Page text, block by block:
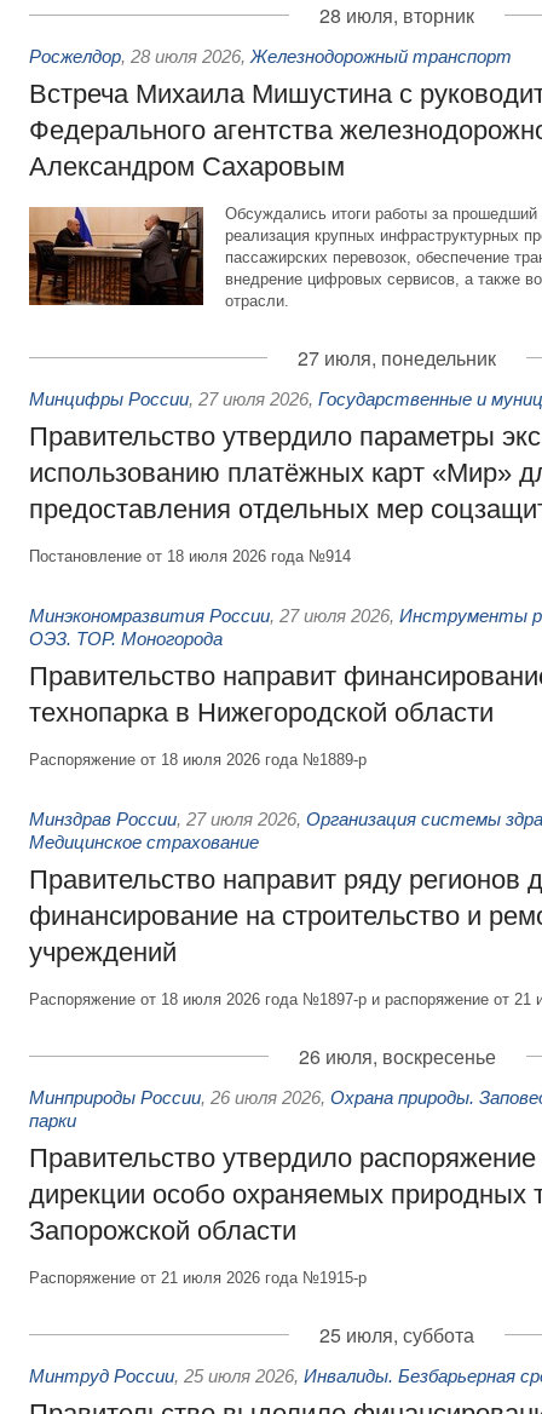
28 июля, вторник
Росжелдор, 28 июля 2026, Железнодорожный транспорт
Встреча Михаила Мишустина с
Федерального агентства
Александром Сахаровым
Обсуждались итоги работы за
реализация крупных инфраструктурных
пассажирских перевозок, обеспечение
внедрение цифровых сервисов, а также
отрасли.
27 июля, понедельник
Минцифры России, 27 июля 2026, Государственные и
Правительство утвердило параметры
использованию платёжных карт «Мир»
предоставления отдельных мер
Постановление от 18 июля 2026 года №914
Минэкономразвития России, 27 июля 2026, Инструменты
ОЭЗ. ТОР. Моногорода
Правительство направит
технопарка в Нижегородской области
Распоряжение от 18 июля 2026 года №1889-р
Минздрав России, 27 июля 2026, Организация системы
Медицинское страхование
Правительство направит ряду регионов
финансирование на строительство и
учреждений
Распоряжение от 18 июля 2026 года №1897-р и распоряжение от
26 июля, воскресенье
Минприроды России, 26 июля 2026, Охрана природы.
парки
Правительство утвердило
дирекции особо охраняемых природных
Запорожской области
Распоряжение от 21 июля 2026 года №1915-р
25 июля, суббота
Минтруд России, 25 июля 2026, Инвалиды. Безбарьерная